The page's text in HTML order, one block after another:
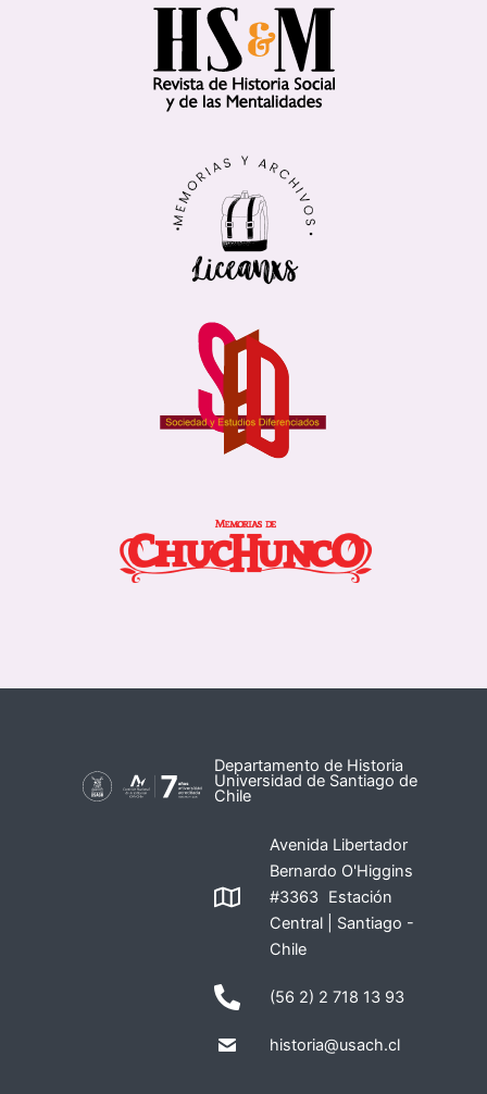
Departamento de Historia
Universidad de Santiago de
Chile
Avenida Libertador
Bernardo O'Higgins
#3363 Estación
Central | Santiago -
Chile
(56 2) 2 718 13 93
historia@usach.cl